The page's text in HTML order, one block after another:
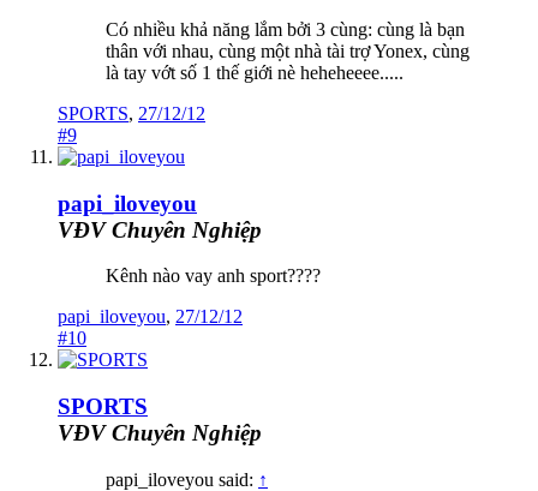
Có nhiều khả năng lắm bởi 3 cùng: cùng là bạn
thân với nhau, cùng một nhà tài trợ Yonex, cùng
là tay vớt số 1 thế giới nè heheheeee.....
SPORTS, 27/12/12
#9
papi_iloveyou
VĐV Chuyên Nghiệp
Kênh nào vay anh sport????
papi_iloveyou, 27/12/12
#10
SPORTS
VĐV Chuyên Nghiệp
papi_iloveyou said: ↑